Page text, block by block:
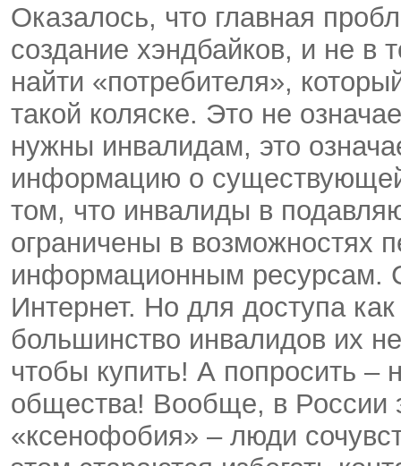
Оказалось, что главная
создание хэндбайков, и не в
найти «потребителя»,
такой коляске. Это не
нужны инвалидам, это
информацию о
том, что инвалиды в
ограничены в возможностях
информационным ресурсам.
Интернет. Но для доступа
большинство инвалидов их
чтобы купить! А попросить –
общества! Вообще, в России
«ксенофобия» – люди